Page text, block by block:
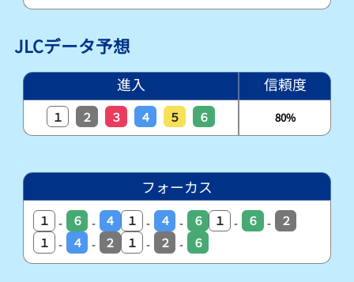
JLCデータ予想
進入 信頼度
１ ２ ３ ４ ５ ６ 80%
フォーカス
１ - ６ - ４ １ - ４ - ６ １ - ６ -
２
１
- ４ - ２ １ - ２ - ６